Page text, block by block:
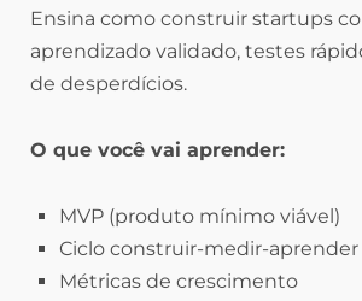
Ensina como construir startups
aprendizado validado, testes
de desperdícios.
O que você vai aprender:
MVP (produto mínimo viável)
Ciclo construir-medir-aprender
Métricas de crescimento